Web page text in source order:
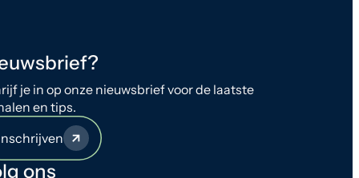
je in op onze nieuwsbrief voor de laatste
en tips.
ons